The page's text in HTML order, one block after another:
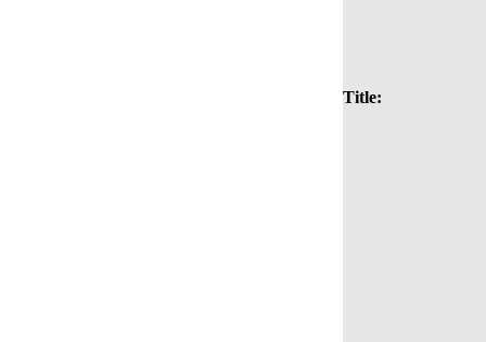
Title: